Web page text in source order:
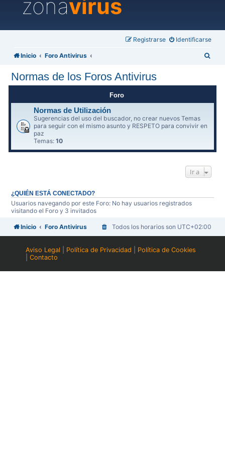
zonavirus
Identificarse
Registrarse
Inicio Foro Antivirus
Normas de los Foros Antivirus
Foro
Normas de Utilización
Sugerencias del uso del buscador, no crear nuevos Temas
para seguir con el mismo asunto y RESPETO para convivir en
paz
Temas:10
Ir a
¿QUIÉN ESTÁ CONECTADO?
Usuarios navegando por este Foro: No hay usuarios registrados
visitando el Foro y 3 invitados
Inicio Foro Antivirus Todos los horarios son UTC+02:00
Aviso Legal Política de Privacidad
Política de Cookies
|Contacto